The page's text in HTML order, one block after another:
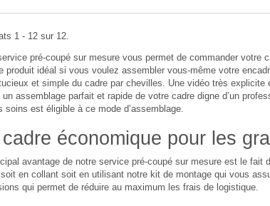
1 - 12 sur 12.
pré-coupé sur mesure vous permet de commander votre
produit idéal si vous voulez assembler vous-même votre
et simple du cadre par chevilles. Une vidéo très
un assemblage parfait et rapide de votre cadre digne d’un
soins est éligible à ce mode d’assemblage.
économique pour les
avantage de notre service pré-coupé sur mesure est le
en collant soit en utilisant notre kit de montage qui vous
qui permet de réduire au maximum les frais de logistique.